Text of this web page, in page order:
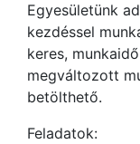
Egyesületünk
kezdéssel
keres,
megváltozott
betölthető.
Feladatok: